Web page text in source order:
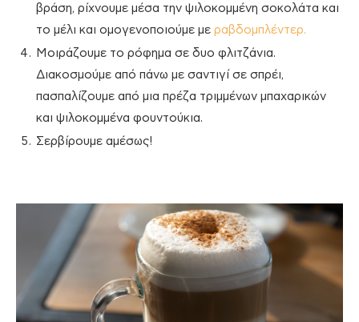
βράση, ρίχνουμε μέσα την ψιλοκομμένη σοκολάτα και
το μέλι και ομογενοποιούμε με ραβδομπλέντερ.
Μοιράζουμε το ρόφημα σε δυο φλιτζάνια.
Διακοσμούμε από πάνω με σαντιγί σε σπρέι,
πασπαλίζουμε από μια πρέζα τριμμένων μπαχαρικών
και ψιλοκομμένα φουντούκια.
Σερβίρουμε αμέσως!